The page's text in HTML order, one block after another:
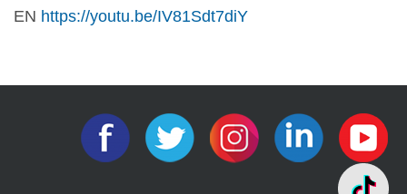
EN https://youtu.be/IV81Sdt7diY